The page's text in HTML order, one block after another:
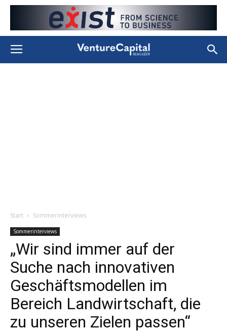
Start Sommerinterviews
Sommerinterviews
„Wir sind immer auf der
Suche nach innovativen
Geschäftsmodellen im
Bereich Landwirtschaft, die
zu unseren Zielen passen“